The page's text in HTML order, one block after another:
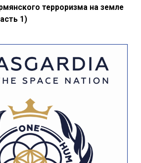
терроризма на земле
1)